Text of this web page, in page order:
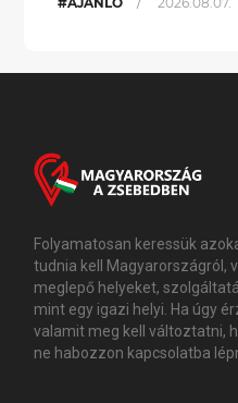
Folyamatosan keressük
tudnia kell Magyarországról,
meglepő helyeket,
mint egy igazi helyi. Ha úgy
valamit meg kell változtatni,
ne habozzon kapcsolatba